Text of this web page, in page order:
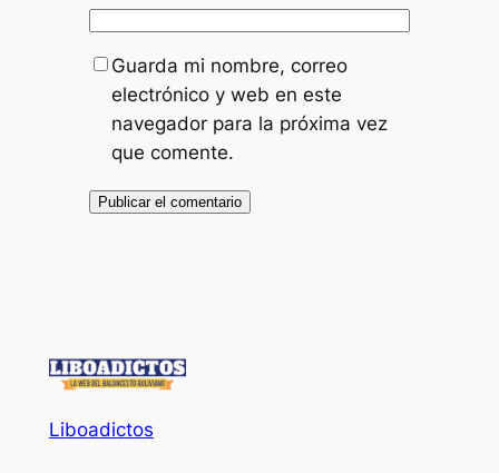
Guarda mi nombre, correo
electrónico y web en este
navegador para la próxima vez
que comente.
Liboadictos